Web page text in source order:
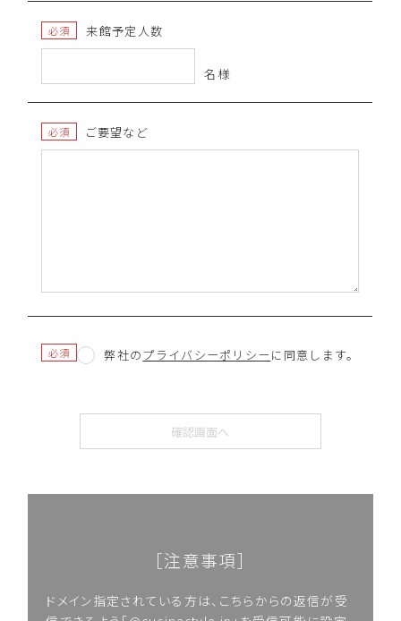
必須 来館予定人数
名様
必須 ご要望など
必須 弊社のプライバシーポリシー に同意します。
［注意事項］
ドメイン指定されている方は、こちらからの返信が受